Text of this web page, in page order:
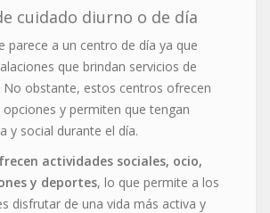
cuidado diurno o de día
parece a un centro de día ya que
que brindan servicios de
No obstante, estos centros ofrecen
y permiten que tengan
y social durante el día.
actividades sociales, ocio,
y deportes, lo que permite a los
disfrutar de una vida más activa y